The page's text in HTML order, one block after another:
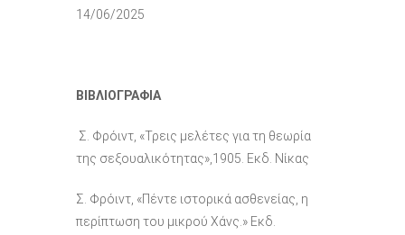
14/06/2025
ΒΙΒΛΙΟΓΡΑΦΙΑ
Σ. Φρόιντ, «Τρεις μελέτες για τη θεωρία
της σεξουαλικότητας»,1905. Εκδ. Νίκας
Σ. Φρόιντ, «Πέντε ιστορικά ασθενείας, η
περίπτωση του μικρού Χάνς.» Εκδ.